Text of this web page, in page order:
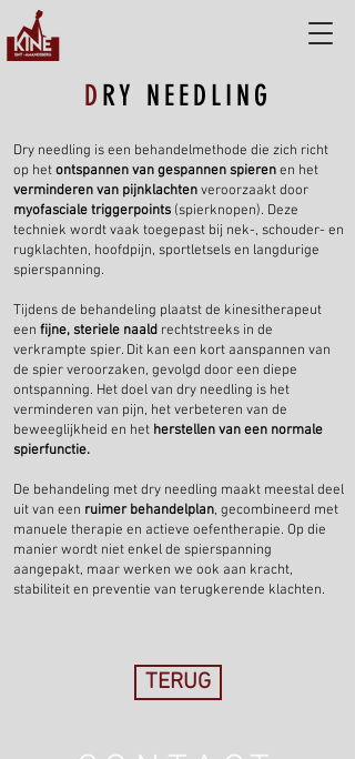
DRY NEEDLING
Dry needling is een behandelmethode die zich richt
op hetontspannen van gespannen spierenen het
verminderen van pijnklachtenveroorzaakt door
myofasciale triggerpoints (spierknopen). Deze
techniek wordt vaak toegepast bij nek-, schouder- en
rugklachten, hoofdpijn, sportletsels en langdurige
spierspanning.
Tijdens de behandeling plaatst de kinesitherapeut
een fijne, steriele naald rechtstreeks in de
verkrampte spier. Dit kan een kort aanspannen van
de spier veroorzaken, gevolgd door een diepe
ontspanning. Het doel van dry needling is het
verminderen van pijn, het verbeteren van de
beweeglijkheid en het herstellen van een normale
spierfunctie.
De behandeling met dry needling maakt meestal deel
uit van een ruimer behandelplan, gecombineerd met
manuele therapie en actieve oefentherapie. Op die
manier wordt niet enkel de spierspanning
aangepakt, maar werken we ook aan kracht,
stabiliteit en preventie van terugkerende klachten.
TERUG